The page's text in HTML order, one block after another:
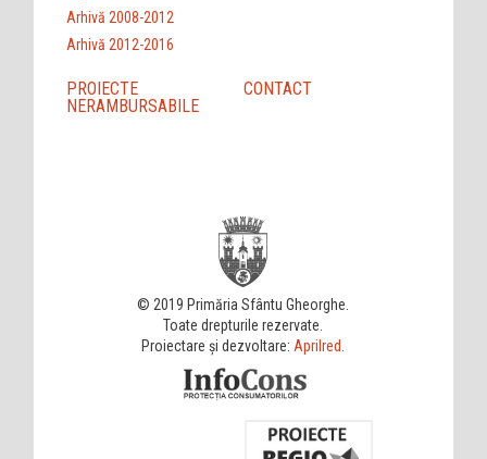
Arhivă 2008-2012
Arhivă 2012-2016
PROIECTE
NERAMBURSABILE
CONTACT
© 2019 Primăria Sfântu Gheorghe.
Toate drepturile rezervate.
Proiectare și dezvoltare: Aprilred